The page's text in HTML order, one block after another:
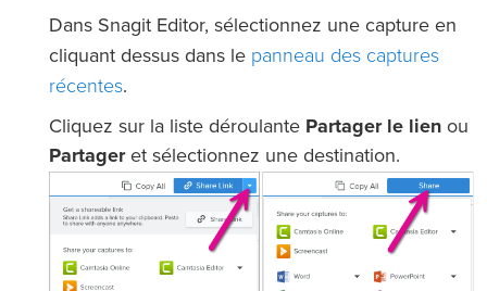
Dans Snagit Editor, sélectionnez une capture en
cliquant dessus dans le panneau des captures
récentes.
Cliquez sur la liste déroulante Partager le lien ou
Partager et sélectionnez une destination.